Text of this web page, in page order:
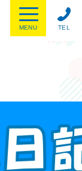
TEL
MENU